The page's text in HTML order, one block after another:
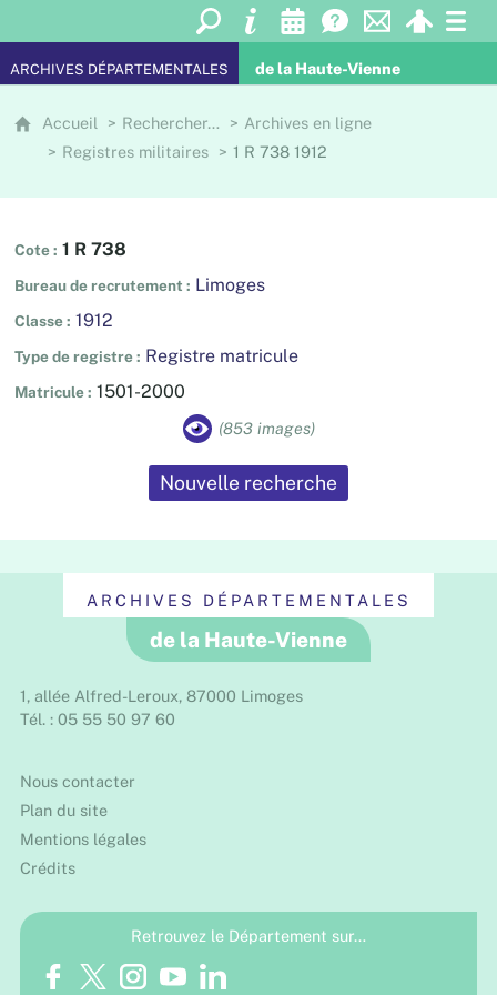
ARCHIVES DÉPARTEMENTALES de la Haute-Vienne
Accueil Rechercher…
Archives en ligne
Registres militaires
1 R 738 1912
Cote 1 R 738
Bureau de recrutement Limoges
Classe 1912
Type de registre Registre matricule
Matricule 1501-2000
(853 images)
Nouvelle recherche
ARCHIVES DÉPARTEMENTALES
de la Haute-Vienne
1, allée Alfred-Leroux, 87000 Limoges
Tél. : 05 55 50 97 60
Nous contacter
Plan du site
Mentions légales
Crédits
Retrouvez le Département sur…
Facebook
TwitterInstagram
Youtube